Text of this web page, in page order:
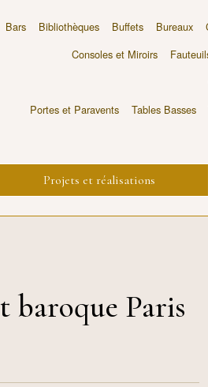
Bars Bibliothèques Buffets Bureaux
Consoles et Miroirs
Portes et Paravents
Tables Basses
Projets et réalisations
baroque Paris